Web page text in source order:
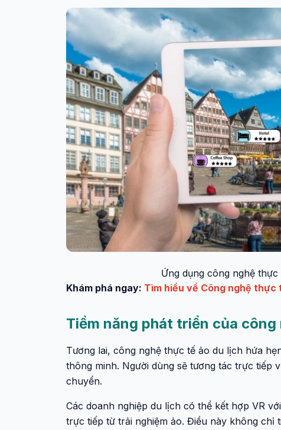
Ứng dụng công nghệ
Khám phá ngay: Tìm hiểu về Công nghệ thực
Tiềm năng phát triển của
Tương lai, công nghệ thực tế ảo du lịch hứa
thông minh. Người dùng sẽ tương tác trực tiếp
chuyển.
Các doanh nghiệp du lịch có thể kết hợp VR
trực tiếp từ trải nghiệm ảo. Điều này không chỉ